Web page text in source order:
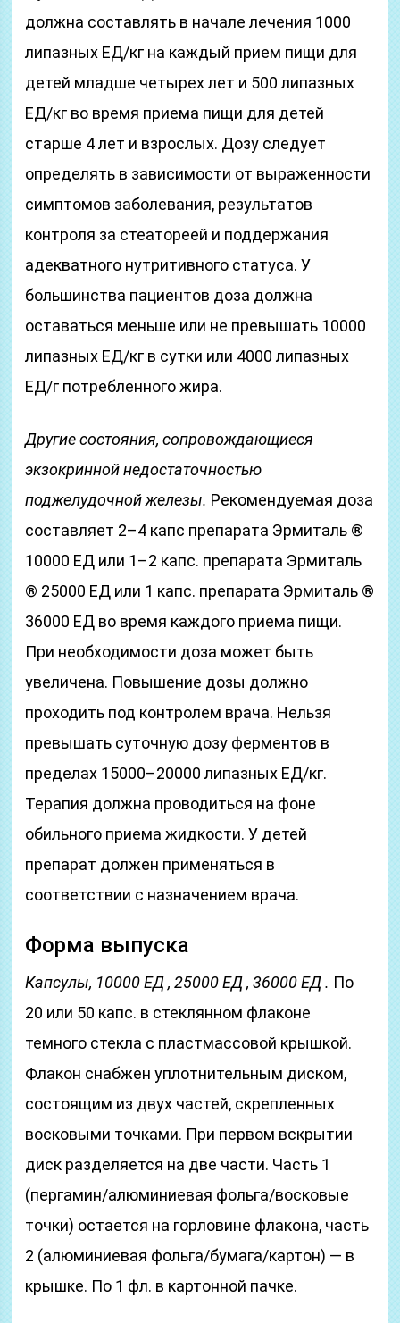
должна составлять в начале лечения 1000
липазных ЕД/кг на каждый прием пищи для
детей младше четырех лет и 500 липазных
ЕД/кг во время приема пищи для детей
старше 4 лет и взрослых. Дозу следует
определять в зависимости от выраженности
симптомов заболевания, результатов
контроля за стеатореей и поддержания
адекватного нутритивного статуса. У
большинства пациентов доза должна
оставаться меньше или не превышать 10000
липазных ЕД/кг в сутки или 4000 липазных
ЕД/г потребленного жира.
Другие состояния, сопровождающиеся
экзокринной недостаточностью
поджелудочной железы. Рекомендуемая доза
составляет 2–4 капс препарата Эрмиталь ®
10000 ЕД или 1–2 капс. препарата Эрмиталь
® 25000 ЕД или 1 капс. препарата Эрмиталь ®
36000 ЕД во время каждого приема пищи.
При необходимости доза может быть
увеличена. Повышение дозы должно
проходить под контролем врача. Нельзя
превышать суточную дозу ферментов в
пределах 15000–20000 липазных ЕД/кг.
Терапия должна проводиться на фоне
обильного приема жидкости. У детей
препарат должен применяться в
соответствии с назначением врача.
Форма выпуска
Капсулы, 10000 ЕД , 25000 ЕД , 36000 ЕД . По
20 или 50 капс. в стеклянном флаконе
темного стекла с пластмассовой крышкой.
Флакон снабжен уплотнительным диском,
состоящим из двух частей, скрепленных
восковыми точками. При первом вскрытии
диск разделяется на две части. Часть 1
(пергамин/алюминиевая фольга/восковые
точки) остается на горловине флакона, часть
2 (алюминиевая фольга/бумага/картон) — в
крышке. По 1 фл. в картонной пачке.